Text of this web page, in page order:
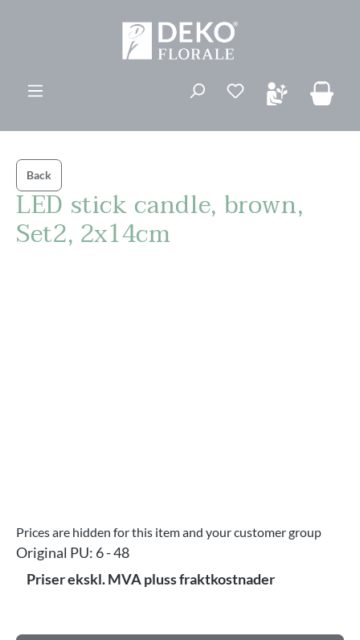
Du har 0
Back
LED stick candle, brown,
Set2, 2x14cm
Prices are hidden for this item and your customer group
Original PU: 6 - 48
Priser ekskl. MVA pluss fraktkostnader